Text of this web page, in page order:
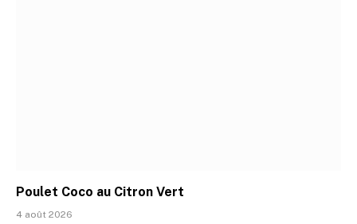
Poulet Coco au Citron Vert
4 août 2026